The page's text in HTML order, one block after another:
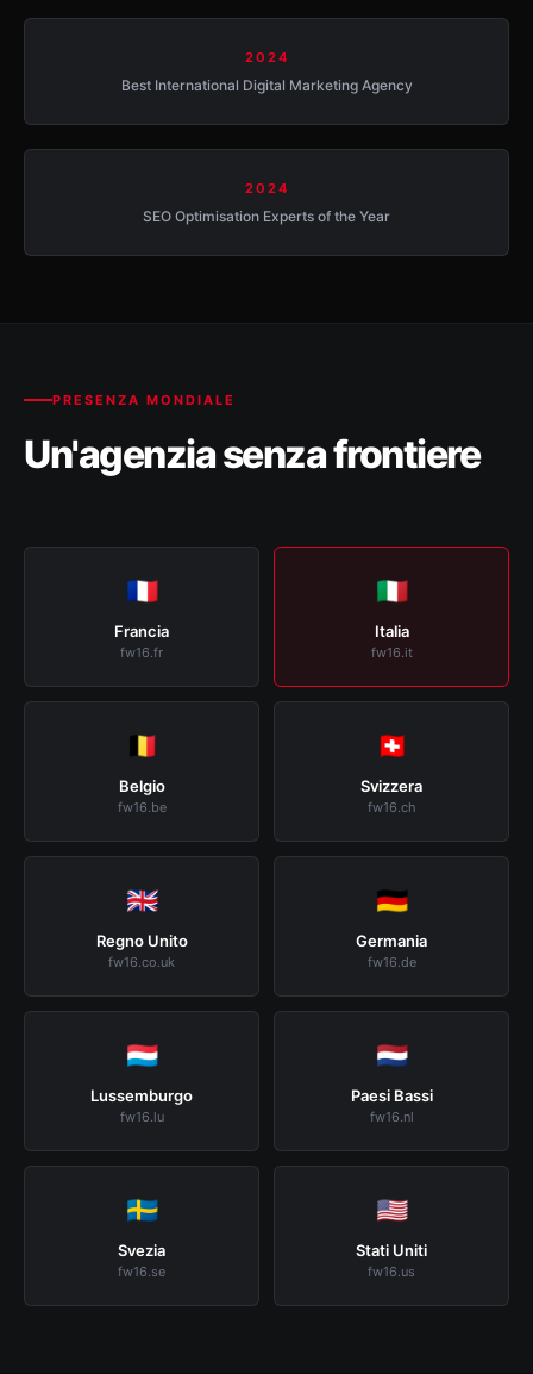
2024
Best International Digital Marketing Agency
2024
SEO Optimisation Experts of the Year
PRESENZA MONDIALE
Un'agenzia senza frontiere
🇫🇷
Francia
fw16.fr
🇮🇹
Italia
fw16.it
🇧🇪
Belgio
fw16.be
🇨🇭
Svizzera
fw16.ch
🇬🇧
Regno Unito
fw16.co.uk
🇩🇪
Germania
fw16.de
🇱🇺
Lussemburgo
fw16.lu
🇳🇱
Paesi Bassi
fw16.nl
🇸🇪
Svezia
fw16.se
🇺🇸
Stati Uniti
fw16.us